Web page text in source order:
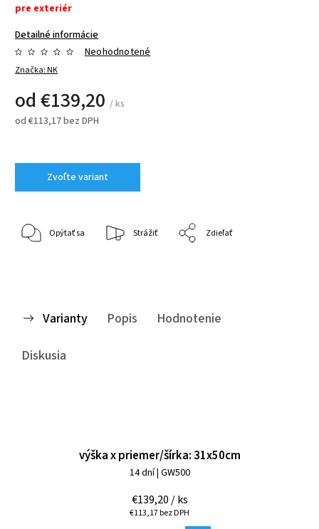
pre exteriér
Detailné informácie
Značka:NK
Neohodnotené
od €139,20 / ks
od €113,17bez DPH
Zvoľte variant
Opýtať sa Strážiť Zdieľať
Varianty Popis
Hodnotenie
Diskusia
výška x priemer/šírka: 31x50cm
14 dní| GW500
€139,20 / ks
€113,17 bez DPH